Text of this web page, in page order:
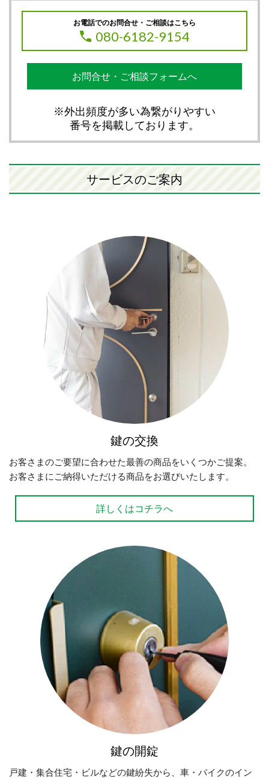
お電話でのお問合せ・ご相談はこちら
080-6182-9154
お問合せ・ご相談フォームへ
※外出頻度が多い為繋がりやすい
番号を掲載しております。
サービスのご案内
鍵の交換
お客さまのご要望に合わせた最善の商品をいくつかご提案。
お客さまにご納得いただける商品をお選びいたします。
詳しくはコチラへ
鍵の開錠
戸建・集合住宅・ビルなどの鍵紛失から、車・バイクのイン